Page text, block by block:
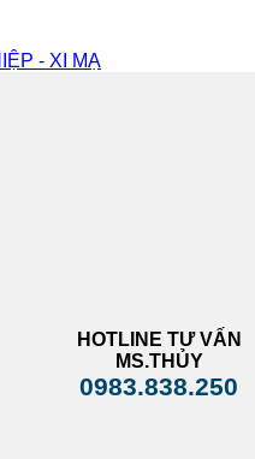
- XI MẠ
HOTLINE TƯ VẤN
MS.THỦY
0983.838.250